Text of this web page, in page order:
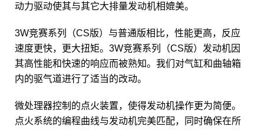
动力驱动使其与其它大排量发动机相媲美。
3W竞赛系列（CS版）与普通版相比，性能更高，反应
速度更快，更大扭矩。3W竞赛系列（CS版）发动机因
其高性能和快速的响应而被熟知。我们对气缸和曲轴箱
内的驱气道进行了适当的改动。
微处理器控制的点火装置，使得发动机操作更为简便。
点火系统的编程曲线与发动机完美匹配，同时确保在所